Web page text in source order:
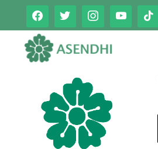
Saltar
contenido